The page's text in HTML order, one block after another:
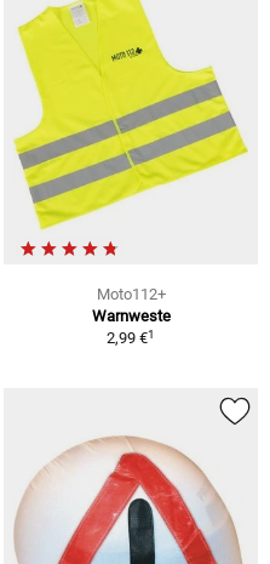
Moto112+
Warnweste
2,99 €1